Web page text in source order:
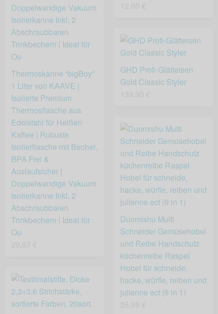
Thermoskanne “bigBoy”
1 Liter von KAAVE |
Isolierte Premium
Thermosflasche aus
Edelstahl für Heißen
Kaffee | Robuste
Isolierflasche mit Becher,
BPA Frei &
Auslaufsicher |
Doppelwandige Vakuum
Isolierkanne Inkl. 2
Abschraubbaren
Trinkbechern | Ideal für
Ou
GHD Profi-Glätteisen
Gold Classic Styler
Duomishu Multi
Schneider Gemüsehobel
und Reibe Handschutz
küchenreibe Raspel
Hobel für schneide,
hacke, würfle, reiben und
julienne ect (9 in 1)